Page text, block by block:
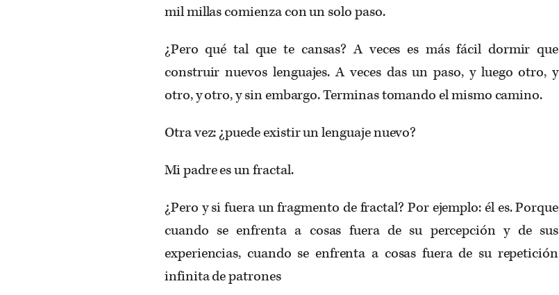
mil millas comienza con un solo paso.
¿Pero qué tal que te cansas? A veces es más fácil dormir que
construir nuevos lenguajes. A veces das un paso, y luego otro, y
otro, y otro, y sin embargo. Terminas tomando el mismo camino.
Otra vez: ¿puede existir un lenguaje nuevo?
Mi padre es un fractal.
¿Pero y si fuera un fragmento de fractal? Por ejemplo: él es. Por­que
cuando se enfrenta a cosas fuera de su percepción y de sus
experiencias, cuando se enfrenta a cosas fuera de su repetición
infinita de patrones